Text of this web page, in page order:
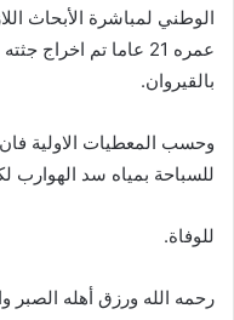
الوطني لمباشرة الأبحاث
عمره 21 عاما تم
بالقيروان.
وحسب المعطيات الاولية
للسباحة بمياه سد الهوارب
للوفاة.
رحمه الله ورزق أهله الصبر